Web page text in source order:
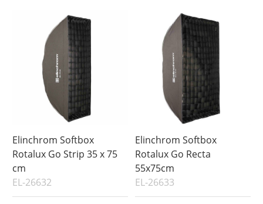
Elinchrom Softbox
Rotalux Go Strip 35 x 75
cm
EL-26632
Elinchrom Softbox
Rotalux Go Recta
55x75cm
EL-26633